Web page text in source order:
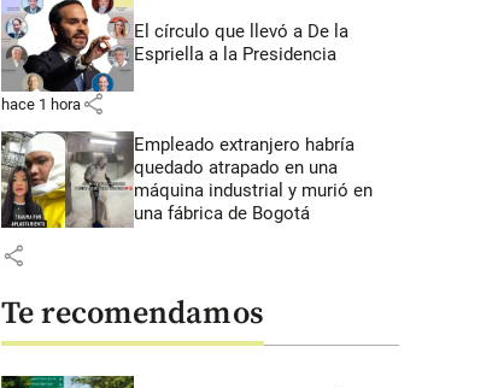
El círculo que llevó a De la
Espriella a la Presidencia
hace 1 hora share
Empleado extranjero habría
quedado atrapado en una
máquina industrial y murió en
una fábrica de Bogotá
share
Te recomendamos